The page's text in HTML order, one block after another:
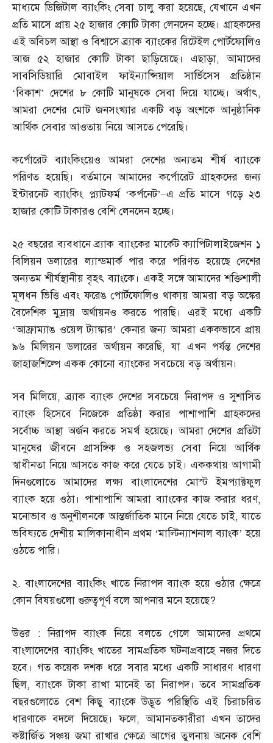
মাধ্যমে ডিজিটাল ব্যাংকিং সেবা চালু করা হয়েছে,যেখানে এখন
প্রতি মাসে প্রায় ২৫ হাজার কোটি টাকা লেনদেন হচ্ছে। গ্রাহকদের
এই অবিচল আস্থা ও বিশ্বাসে ব্র্যাক ব্যাংকের রিটেইল পোর্টফোলিও
আজ ৫২ হাজার কোটি টাকা ছাড়িয়েছে। এছাড়া,আমাদের
সাবসিডিয়ারি মোবাইল ফাইন্যান্সিয়াল সার্ভিসেস প্রতিষ্ঠান
‘বিকাশ’ দেশের ৮ কোটি মানুষকে সেবা দিয়ে যাচ্ছে। অর্থাৎ,
আমরা দেশের মোট জনসংখ্যার একটি বড় অংশকে আনুষ্ঠানিক
আর্থিক সেবার আওতায় নিয়ে আসতে পেরেছি।
কর্পোরেট ব্যাংকিংয়েও আমরা দেশের অন্যতম শীর্ষ ব্যাংকে
পরিণত হয়েছি। বর্তমানে আমাদের কর্পোরেট গ্রাহকদের জন্য
ইন্টারনেট ব্যাংকিং প্ল্যাটফর্ম ‘কর্পনেট’–এ প্রতি মাসে গড়ে ২৩
হাজার কোটি টাকারও বেশি লেনদেন হচ্ছে।
২৫ বছরের ব্যবধানে ব্র্যাক ব্যাংকের মার্কেট ক্যাপিটালাইজেশন ১
বিলিয়ন ডলারের ল্যান্ডমার্ক পার করে পরিণত হয়েছে দেশের
অন্যতম শীর্ষস্থানীয় বৃহৎ ব্যাংকে। একই সঙ্গে আমাদের শক্তিশালী
মূলধন ভিত্তি এবং ফরেঙ পোর্টফোলিও থাকায় আমরা বড় অঙ্কের
বৈদেশিক মুদ্রায় অর্থায়নও করতে পারছি। এরই মধ্যে একটি
‘আফ্রাম্যাঙ ওয়েল ট্যাঙ্কার’ কেনার জন্য আমরা এককভাবে প্রায়
৯৬ মিলিয়ন ডলারের অর্থায়ন করেছি,যা এখন পর্যন্ত দেশের
জাহাজশিল্পে একক কোনো ব্যাংকের সবচেয়ে বড় অর্থায়ন।
সব মিলিয়ে,ব্র্যাক ব্যাংক দেশের সবচেয়ে নিরাপদ ও সুশাসিত
ব্যাংক হিসেবে নিজেকে প্রতিষ্ঠা করার পাশাপাশি গ্রাহকদের
সর্বোচ্চ আস্থা অর্জন করতে সমর্থ হয়েছে। আমরা দেশের প্রতিটা
মানুষের জীবনে প্রাসঙ্গিক ও সহজলভ্য সেবা নিয়ে আর্থিক
স্বাধীনতা নিয়ে আসতে কাজ করে যেতে চাই। এককথায় আগামী
দিনগুলোতে আমাদের লক্ষ্য বাংলাদেশের মোস্ট ইমপ্যাক্টফুল
ব্যাংক হয়ে ওঠা। পাশাপাশি আমরা ব্যাংকের কাজ করার ধরণ,
মনোভাব ও অনুশীলনকে আন্তর্জাতিক মানে নিয়ে যেতে চাই,যাতে
ভবিষ্যতে দেশীয় মালিকানাধীন প্রথম ‘মাল্টিন্যাশনাল ব্যাংক’ হয়ে
ওঠতে পারি।
২.বাংলাদেশের ব্যাংকিং খাতে নিরাপদ ব্যাংক হয়ে ওঠার ক্ষেত্রে
কোন বিষয়গুলো গুরুত্বপূর্ণ বলে আপনার মনে হয়েছে?
উত্তর :নিরাপদ ব্যাংক নিয়ে বলতে গেলে আমাদের প্রথমে
বাংলাদেশের ব্যাংকিং খাতের সামপ্রতিক ঘটনাপ্রবাহে নজর দিতে
হবে। গত কয়েক দশক ধরে সবার মধ্যে একটি সাধারণ ধারণা
ছিল,ব্যাংকে টাকা রাখা মানেই তা নিরাপদ। তবে সামপ্রতিক
বছরগুলোতে বেশ কিছু ব্যাংকে উদ্ভূত পরিস্থিতি এই চিরাচরিত
ধারণাকে বদলে দিয়েছে। ফলে,আমানতকারীরা এখন তাদের
কষ্টার্জিত সঞ্চয় জমা রাখার ক্ষেত্রে আগের তুলনায় অনেক বেশি